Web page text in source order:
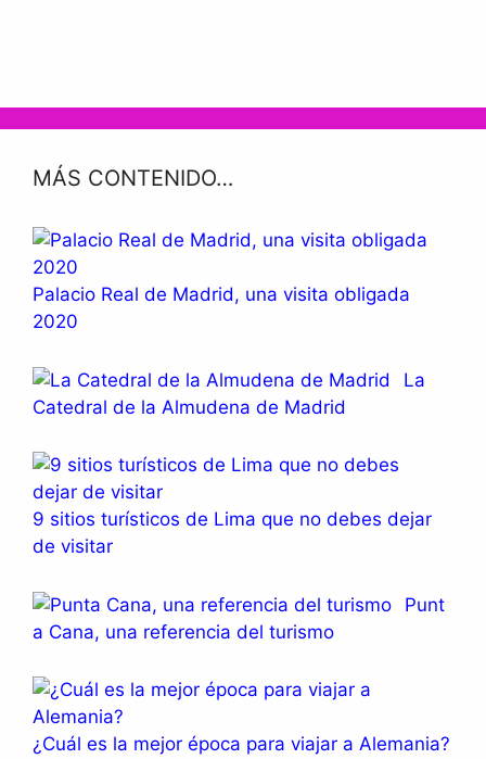
MÁS CONTENIDO…
Palacio Real de Madrid, una visita obligada
2020
La
Catedral de la Almudena de Madrid
9 sitios turísticos de Lima que no debes dejar
de visitar
Punt
a Cana, una referencia del turismo
¿Cuál es la mejor época para viajar a Alemania?